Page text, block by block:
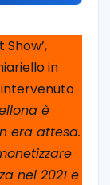
in
intervenuto
è
era attesa.
nel 2021 e